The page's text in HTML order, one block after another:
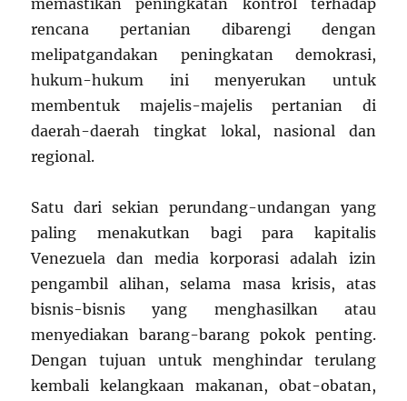
memastikan peningkatan kontrol terhadap
rencana pertanian dibarengi dengan
melipatgandakan peningkatan demokrasi,
hukum-hukum ini menyerukan untuk
membentuk majelis-majelis pertanian di
daerah-daerah tingkat lokal, nasional dan
regional.
Satu dari sekian perundang-undangan yang
paling menakutkan bagi para kapitalis
Venezuela dan media korporasi adalah izin
pengambil alihan, selama masa krisis, atas
bisnis-bisnis yang menghasilkan atau
menyediakan barang-barang pokok penting.
Dengan tujuan untuk menghindar terulang
kembali kelangkaan makanan, obat-obatan,